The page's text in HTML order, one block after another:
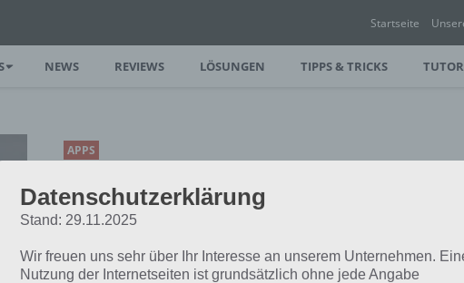
Startseite
NEWS REVIEWS LÖSUNGEN TIPPS & TRICKS
APPS
THAT LEVEL AGAIN:
KREATIVES RÄTSELSPIEL
MIT EINFACHER GRAFIK
PAUL STELZER -26. NOVEMBER 2015
Datenschutzerklärung
Stand: 29.11.2025
Wir freuen uns sehr über Ihr Interesse an unserem Unternehmen.
Nutzung der Internetseiten ist grundsätzlich ohne jede Angabe